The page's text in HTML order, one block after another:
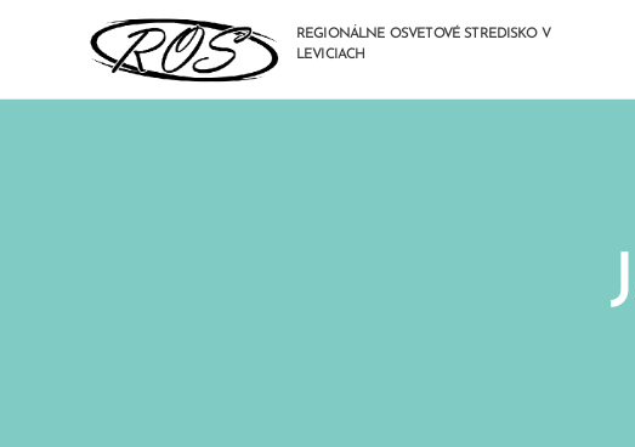
REGIONÁLNE OSVETOVÉ STREDISKO V
LEVICIACH